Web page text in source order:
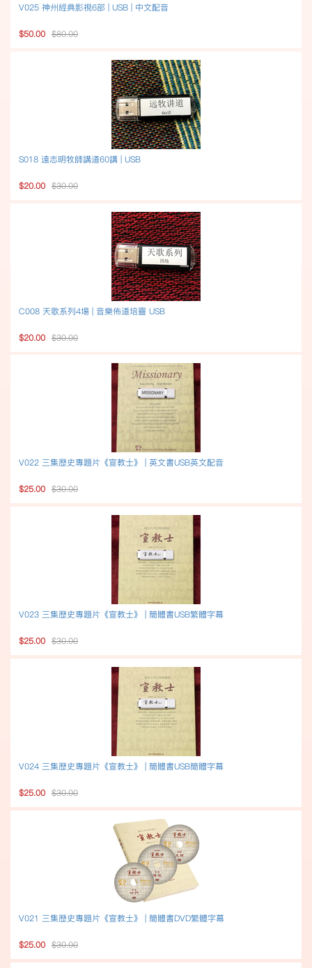
V025 神州經典影視6部 | USB | 中文配音
$50.00 $80.00
S018 遠志明牧師講道60講 | USB
$20.00 $30.00
C008 天歌系列4場 | 音樂佈道培靈 USB
$20.00 $30.00
V022 三集歷史專題片《宣教士》 | 英文書USB英文配音
$25.00 $30.00
V023 三集歷史專題片《宣教士》 | 簡體書USB繁體字幕
$25.00 $30.00
V024 三集歷史專題片《宣教士》 | 簡體書USB簡體字幕
$25.00 $30.00
V021 三集歷史專題片《宣教士》 | 簡體書DVD繁體字幕
$25.00 $30.00